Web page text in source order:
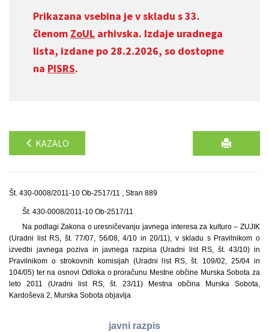
Prikazana vsebina je v skladu s 33.
členom ZoUL arhivska. Izdaje uradnega
lista, izdane po 28.2.2026, so dostopne
na PISRS.
KAZALO
Št. 430-0008/2011-10 Ob-2517/11 , Stran 889
Št. 430-0008/2011-10 Ob-2517/11
Na podlagi Zakona o uresničevanju javnega interesa za kulturo – ZUJIK
(Uradni list RS, št. 77/07, 56/08, 4/10 in 20/11), v skladu s Pravilnikom o
izvedbi javnega poziva in javnega razpisa (Uradni list RS, št. 43/10) in
Pravilnikom o strokovnih komisijah (Uradni list RS, št. 109/02, 25/04 in
104/05) ter na osnovi Odloka o proračunu Mestne občine Murska Sobota za
leto 2011 (Uradni list RS, št. 23/11) Mestna občina Murska Sobota,
Kardoševa 2, Murska Sobota objavlja
javni razpis